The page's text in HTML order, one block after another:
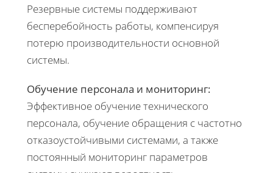
Резервные системы поддерживают
бесперебойность работы, компенсируя
потерю производительности основной
системы.
Обучение персонала и мониторинг:
Эффективное обучение технического
персонала, обучение обращения с частотно
отказоустойчивыми системами, а также
постоянный мониторинг параметров